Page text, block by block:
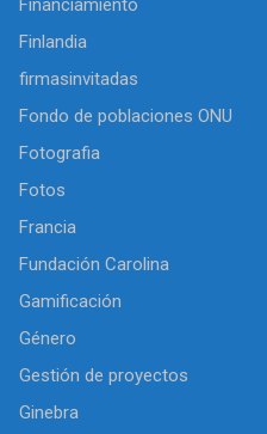
Finlandia
firmasinvitadas
Fondo de poblaciones ONU
Fotografia
Fotos
Francia
Fundación Carolina
Gamificación
Género
Gestión de proyectos
Ginebra